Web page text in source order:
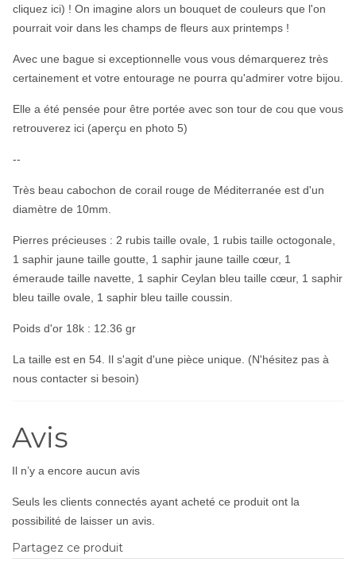
cliquez ici) ! On imagine alors un bouquet de couleurs que l'on
pourrait voir dans les champs de fleurs aux printemps !
Avec une bague si exceptionnelle vous vous démarquerez très
certainement et votre entourage ne pourra qu'admirer votre bijou.
Elle a été pensée pour être portée avec son tour de cou que vous
retrouverez ici (aperçu en photo 5)
--
Très beau cabochon de corail rouge de Méditerranée est d'un
diamètre de 10mm.
Pierres précieuses : 2 rubis taille ovale, 1 rubis taille octogonale,
1 saphir jaune taille goutte, 1 saphir jaune taille cœur, 1
émeraude taille navette, 1 saphir Ceylan bleu taille cœur, 1 saphir
bleu taille ovale, 1 saphir bleu taille coussin.
Poids d'or 18k : 12.36 gr
La taille est en 54. Il s'agit d'une pièce unique. (N'hésitez pas à
nous contacter si besoin)
Avis
Il n’y a encore aucun avis
Seuls les clients connectés ayant acheté ce produit ont la
possibilité de laisser un avis.
Partagez ce produit